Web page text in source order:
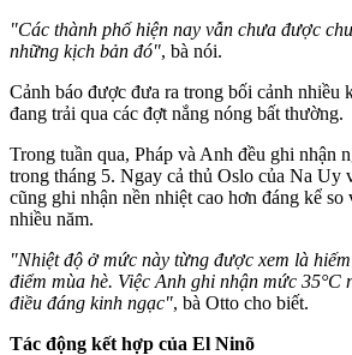
"Các thành phố hiện nay vẫn chưa được
những kịch bản đó", bà nói.
Cảnh báo được đưa ra trong bối cảnh nhiều
đang trải qua các đợt nắng nóng bất thường.
Trong tuần qua, Pháp và Anh đều ghi nhận
trong tháng 5. Ngay cả thủ Oslo của Na Uy
cũng ghi nhận nền nhiệt cao hơn đáng kể
nhiều năm.
"Nhiệt độ ở mức này từng được xem là
điểm mùa hè. Việc Anh ghi nhận mức 35°C
điều đáng kinh ngạc", bà Otto cho biết.
Tác động kết hợp của El Ninõ